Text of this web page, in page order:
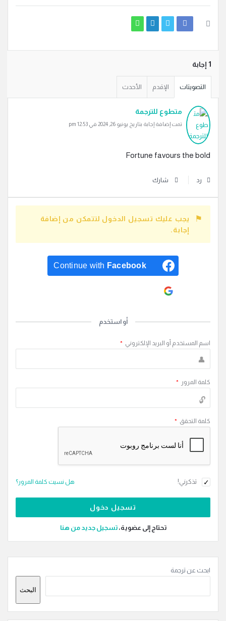
‫1 إجابة
التصويتات الإقدم الأحدث
متطوع للترجمة
تمت إضافة إجابة بتاريخ يونيو 26, 2024 في 12:53 pm
Fortune favours the bold
رد شارك
يجب عليك تسجيل الدخول لتتمكن من إضافة
إجابة.
Continue with Facebook
أو استخدم
اسم المستخدم أو البريد الإلكتروني *
كلمة المرور *
كلمة التحقق *
تذكرني! هل نسيت كلمة المرور؟
تحتاج إلى عضوية،‫تسجيل جديد من هنا
الجانبية
ابحث عن ترجمة
البحث